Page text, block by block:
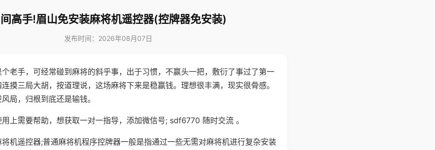
间高手!眉山免安装麻将机遥控器(控牌器免安装)
发布时间：2026年08月07日
老手，可经常碰到麻将的斜乎事，出于习惯，不赢头一把，敷衍了事过了第一
摸三局大胡，按道理说，这场麻将下来是稳赢钱。理想很丰满，现实很骨感。
局，归根到底还是输钱。
上需要帮助，想获取一对一指导，添加微信号; sdf6770 随时交流 。
机遥控器;普通麻将机程序控牌器一般是指通过一些无需对麻将机进行复杂安装